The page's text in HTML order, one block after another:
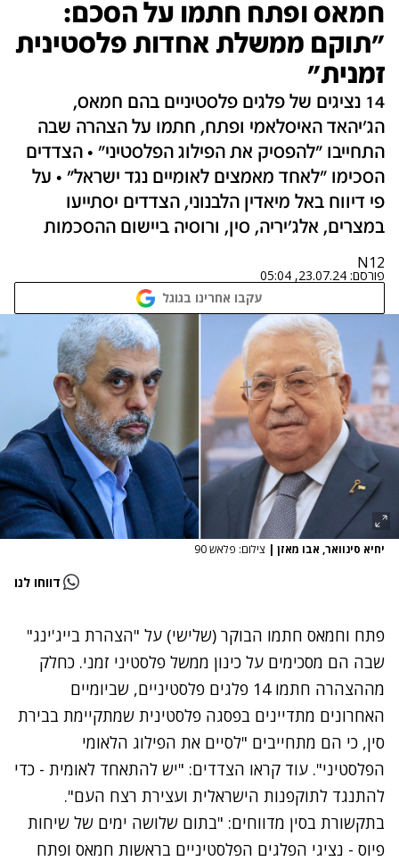
חמאס ופתח חתמו על הסכם:
"תוקם ממשלת אחדות פלסטינית
זמנית"
14 נציגים של פלגים פלסטיניים בהם חמאס,
הג'יהאד האיסלאמי ופתח, חתמו על הצהרה שבה
התחייבו "להפסיק את הפילוג הפלסטיני" • הצדדים
הסכימו "לאחד מאמצים לאומיים נגד ישראל" • על
פי דיווח באל מיאדין הלבנוני, הצדדים יסתייעו
במצרים, אלג'יריה, סין, ורוסיה ביישום ההסכמות
N12
פורסם: 23.07.24, 05:04
עקבו אחרינו בגוגל
יחיא סינוואר, אבו מאזן | צילום: פלאש 90
דווחו לנו
פתח וחמאס חתמו הבוקר (שלישי) על "הצהרת בייג'ינג"
שבה הם מסכימים על כינון ממשל פלסטיני זמני. כחלק
מההצהרה חתמו 14 פלגים פלסטיניים, שביומיים
האחרונים מתדיינים בפסגה פלסטינית שמתקיימת בבירת
סין, כי הם מתחייבים "לסיים את הפילוג הלאומי
הפלסטיני". עוד קראו הצדדים: "יש להתאחד לאומית - כדי
להתנגד לתוקפנות הישראלית ועצירת רצח העם".
בתקשורת בסין מדווחים: "בתום שלושה ימים של שיחות
פיוס - נציגי הפלגים הפלסטיניים בראשות חמאס ופתח